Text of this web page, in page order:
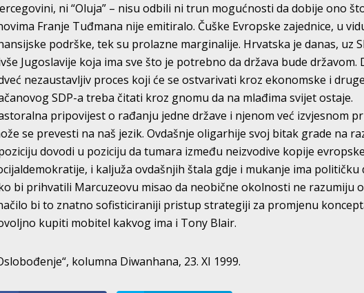
ni “Oluja” – nisu odbili ni trun mogućnosti da dobije ono
Franje Tuđmana nije emitiralo. Čuške Evropske zajednice, u
podrške, tek su prolazne marginalije. Hrvatska je danas, uz
Jugoslavije koja ima sve što je potrebno da država bude državom.
nezaustavljiv proces koji će se ostvarivati kroz ekonomske i
SDP-a treba čitati kroz gnomu da na mlađima svijet ostaje.
pripovijest o rađanju jedne države i njenom već izvjesnom
se prevesti na naš jezik. Ovdašnje oligarhije svoj bitak grade na
dovodi u poziciju da tumara između neizvodive kopije
i kaljuža ovdašnjih štala gdje i mukanje ima političku
bi prihvatili Marcuzeovu misao da neobične okolnosti ne razumiju
bi to znatno sofisticiraniji pristup strategiji za promjenu
kupiti mobitel kakvog ima i Tony Blair.
kolumna Diwanhana, 23. XI 1999.